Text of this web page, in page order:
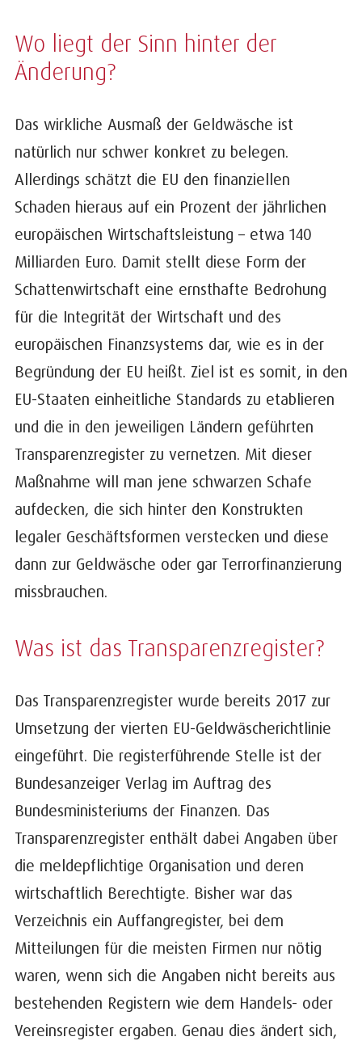
Wo liegt der Sinn hinter der
Änderung?
Das wirkliche Ausmaß der Geldwäsche ist
natürlich nur schwer konkret zu belegen.
Allerdings schätzt die EU den finanziellen
Schaden hieraus auf ein Prozent der jährlichen
europäischen Wirtschaftsleistung – etwa 140
Milliarden Euro. Damit stellt diese Form der
Schattenwirtschaft eine ernsthafte Bedrohung
für die Integrität der Wirtschaft und des
europäischen Finanzsystems dar, wie es in der
Begründung der EU heißt. Ziel ist es somit, in den
EU-Staaten einheitliche Standards zu etablieren
und die in den jeweiligen Ländern geführten
Transparenzregister zu vernetzen. Mit dieser
Maßnahme will man jene schwarzen Schafe
aufdecken, die sich hinter den Konstrukten
legaler Geschäftsformen verstecken und diese
dann zur Geldwäsche oder gar Terrorfinanzierung
missbrauchen.
Was ist das Transparenzregister?
Das Transparenzregister wurde bereits 2017 zur
Umsetzung der vierten EU-Geldwäscherichtlinie
eingeführt. Die registerführende Stelle ist der
Bundesanzeiger Verlag im Auftrag des
Bundesministeriums der Finanzen. Das
Transparenzregister enthält dabei Angaben über
die meldepflichtige Organisation und deren
wirtschaftlich Berechtigte. Bisher war das
Verzeichnis ein Auffangregister, bei dem
Mitteilungen für die meisten Firmen nur nötig
waren, wenn sich die Angaben nicht bereits aus
bestehenden Registern wie dem Handels- oder
Vereinsregister ergaben. Genau dies ändert sich,